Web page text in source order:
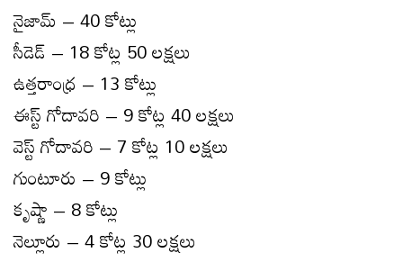
నైజామ్ – 40 కోట్లు
సీడెడ్ – 18 కోట్ల 50 లక్షలు
ఉత్తరాంధ్ర – 13 కోట్లు
ఈస్ట్ గోదావరి – 9 కోట్ల 40 లక్షలు
వెస్ట్ గోదావరి – 7 కోట్ల 10 లక్షలు
గుంటూరు – 9 కోట్లు
కృష్ణా – 8 కోట్లు
నెల్లూరు – 4 కోట్ల 30 లక్షలు